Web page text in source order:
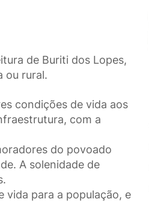
de Buriti dos Lopes,
ou rural.
condições de vida aos
com a
do povoado
A solenidade de
vida para a população, e